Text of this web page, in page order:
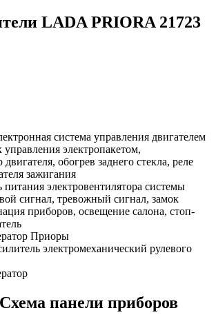
LADA PRIORA 21723
система управления двигателем
электропакетом,
двигателя, обогрев заднего стекла, реле
зажигания
электровентилятора системы
сигнал, тревожный сигнал, замок
приборов, освещение салона, стоп-
Приоры
электромеханический рулевого
панели приборов